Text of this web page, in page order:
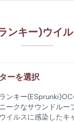
ンキー)ウイ
ーを選択
ンキー
ークなサウンドルー
イルスに感染したキ